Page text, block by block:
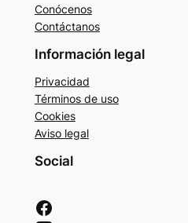
Conócenos
Contáctanos
Información legal
Privacidad
Términos de uso
Cookies
Aviso legal
Social
Facebook